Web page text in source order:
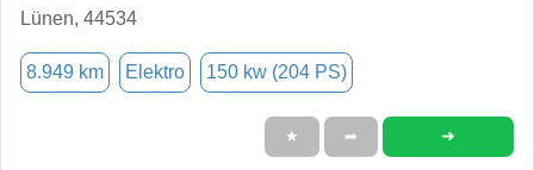
Lünen, 44534
8.949 km Elektro 150 kw (204 PS)
★ ➦ ➜